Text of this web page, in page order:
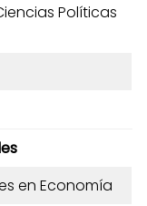
Políticas
en Economía